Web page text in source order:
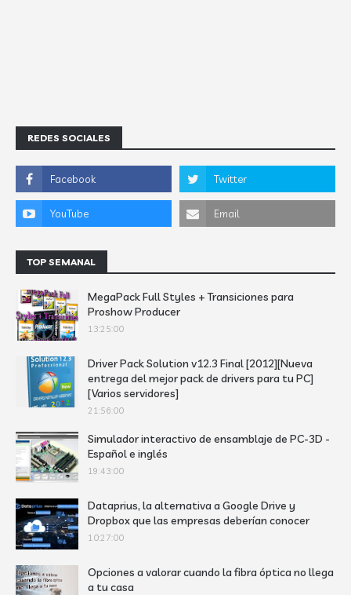
REDES SOCIALES
TOP SEMANAL
MegaPack Full Styles + Transiciones para
Proshow Producer
13:25:00
Driver Pack Solution v12.3 Final [2012][Nueva
entrega del mejor pack de drivers para tu PC]
[Varios servidores]
21:56:00
Simulador interactivo de ensamblaje de PC-3D -
Español e inglés
19:43:00
Dataprius, la alternativa a Google Drive y
Dropbox que las empresas deberían conocer
10:27:00
Opciones a valorar cuando la fibra óptica no llega
a tu casa